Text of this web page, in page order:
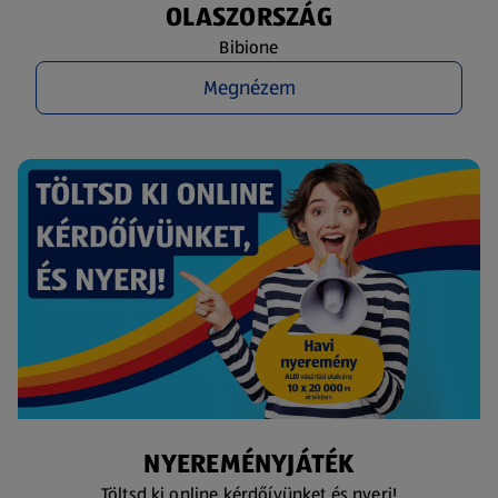
OLASZORSZÁG
Bibione
Megnézem
NYEREMÉNYJÁTÉK